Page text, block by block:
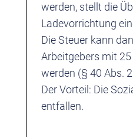
werden, stellt die
Ladevorrichtung
Die Steuer kann
Arbeitgebers mit
werden (§ 40 Abs.
Der Vorteil: Die
entfallen.